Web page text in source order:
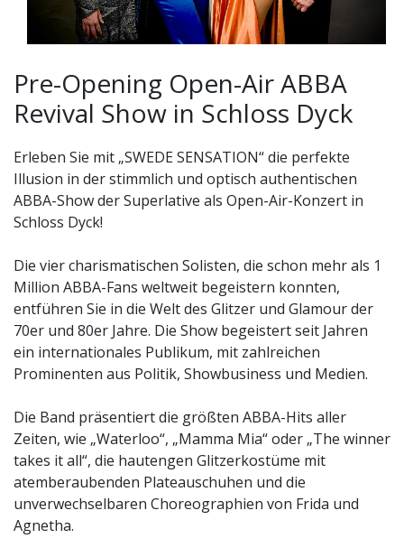
Pre-Opening Open-Air ABBA
Revival Show in Schloss Dyck
Erleben Sie mit „SWEDE SENSATION“ die perfekte
Illusion in der stimmlich und optisch authentischen
ABBA-Show der Superlative als Open-Air-Konzert in
Schloss Dyck!
Die vier charismatischen Solisten, die schon mehr als 1
Million ABBA-Fans weltweit begeistern konnten,
entführen Sie in die Welt des Glitzer und Glamour der
70er und 80er Jahre. Die Show begeistert seit Jahren
ein internationales Publikum, mit zahlreichen
Prominenten aus Politik, Showbusiness und Medien.
Die Band präsentiert die größten ABBA-Hits aller
Zeiten, wie „Waterloo“, „Mamma Mia“ oder „The winner
takes it all“, die hautengen Glitzerkostüme mit
atemberaubenden Plateauschuhen und die
unverwechselbaren Choreographien von Frida und
Agnetha.